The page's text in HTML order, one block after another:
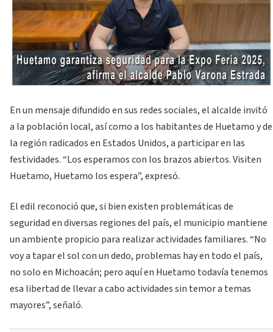
En un mensaje difundido en sus redes sociales, el alcalde invitó
a la población local, así como a los habitantes de Huetamo y de
la región radicados en Estados Unidos, a participar en las
festividades. “Los esperamos con los brazos abiertos. Visiten
Huetamo, Huetamo los espera”, expresó.
El edil reconoció que, si bien existen problemáticas de
seguridad en diversas regiones del país, el municipio mantiene
un ambiente propicio para realizar actividades familiares. “No
voy a tapar el sol con un dedo, problemas hay en todo el país,
no solo en Michoacán; pero aquí en Huetamo todavía tenemos
esa libertad de llevar a cabo actividades sin temor a temas
mayores”, señaló.